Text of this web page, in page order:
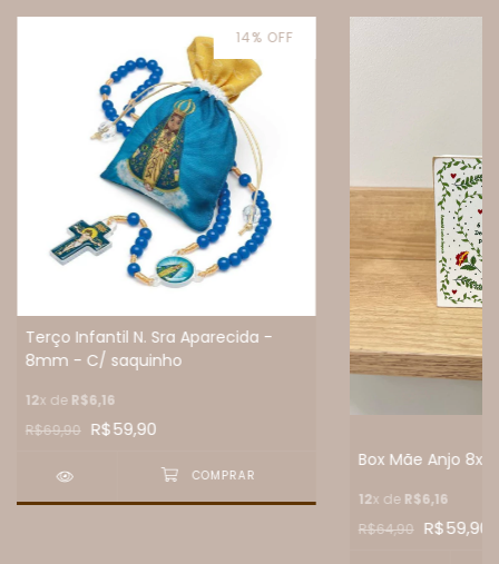
14% OFF
Terço Infantil N. Sra Aparecida -
8mm - C/ saquinho
12x de R$6,16
R$69,90 R$59,90
Box Mãe Anjo 8x10
12x de R$6,16
R$64,90 R$59,90